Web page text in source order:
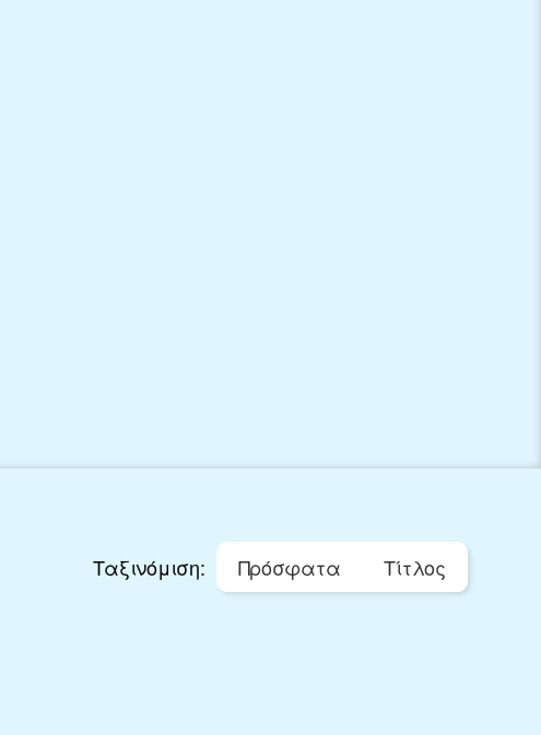
Ταξινόμιση: Πρόσφατα Τίτλος